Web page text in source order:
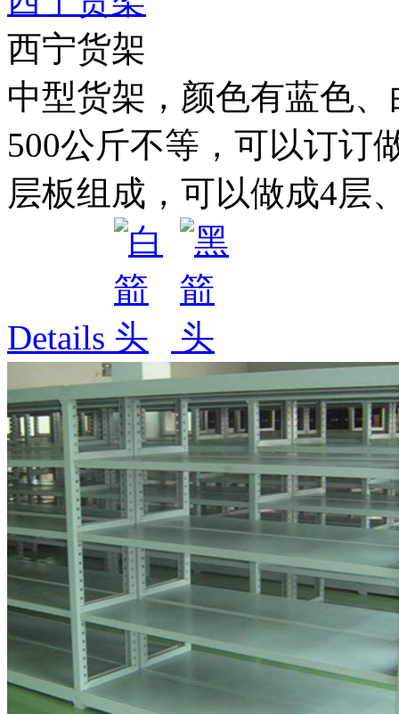
西宁货架
中型货架，颜色有蓝色
500公斤不等，可以订订
层板组成，可以做成4层
Details